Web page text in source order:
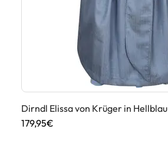
Dirndl Elissa von Krüger in Hellblau
179,95€